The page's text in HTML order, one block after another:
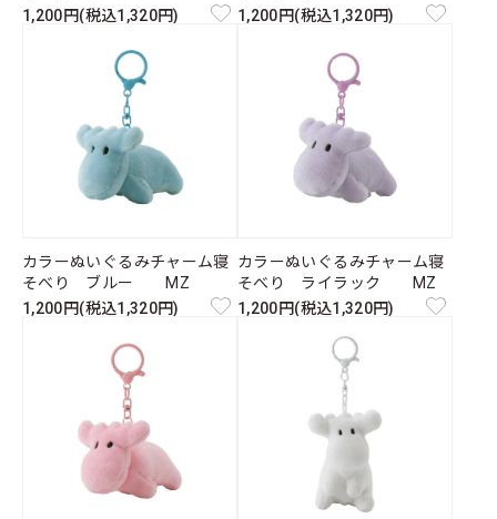
1,200円(税込1,320円)
1,200円(税込1,320円)
カラーぬいぐるみチャーム寝
そべり ブルー MZ
1,200円(税込1,320円)
カラーぬいぐるみチャーム寝
そべり ライラック MZ
1,200円(税込1,320円)